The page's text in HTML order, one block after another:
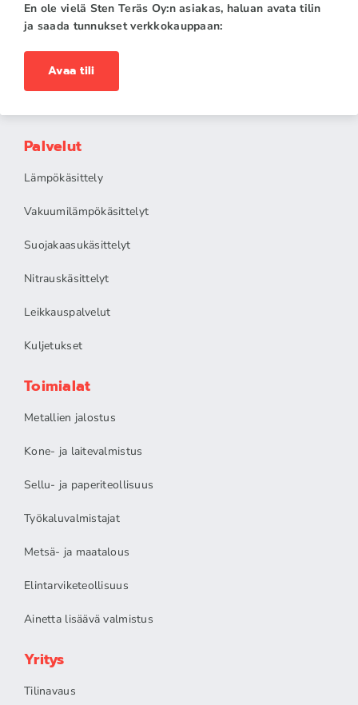
En ole vielä Sten Teräs Oy:n asiakas, haluan avata tilin
ja saada tunnukset verkkokauppaan:
Avaa tili
Palvelut
Lämpökäsittely
Vakuumilämpökäsittelyt
Suojakaasukäsittelyt
Nitrauskäsittelyt
Leikkauspalvelut
Kuljetukset
Toimialat
Metallien jalostus
Kone- ja laitevalmistus
Sellu- ja paperiteollisuus
Työkaluvalmistajat
Metsä- ja maatalous
Elintarviketeollisuus
Ainetta lisäävä valmistus
Yritys
Tilinavaus